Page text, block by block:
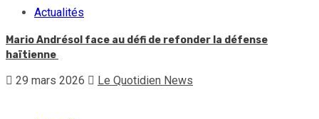
Actualités
Mario Andrésol face au défi de refonder la défense
haïtienne
29 mars 2026 Le Quotidien News